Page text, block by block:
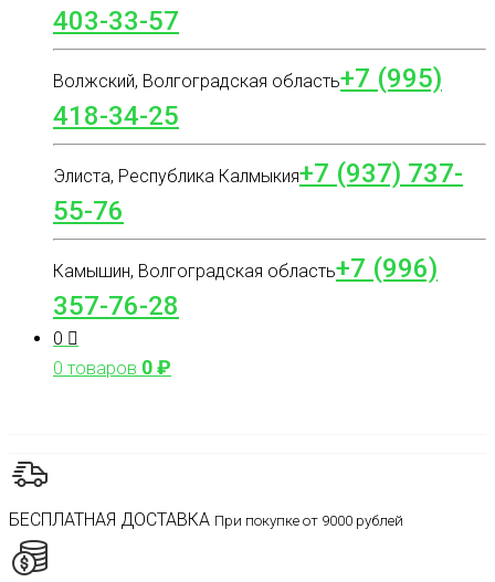
403-33-57
Волжский, Волгоградская область+7 (995)
418-34-25
Элиста, Республика Калмыкия+7 (937) 737-
55-76
Камышин, Волгоградская область+7 (996)
357-76-28
0
0 товаров 0₽
БЕСПЛАТНАЯ ДОСТАВКА При покупке от 9000 рублей